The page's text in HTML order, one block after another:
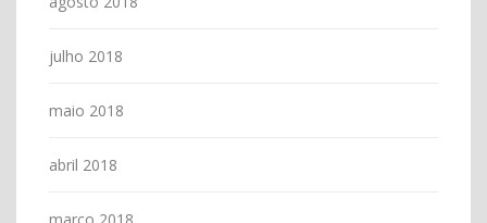
julho 2018
maio 2018
abril 2018
março 2018